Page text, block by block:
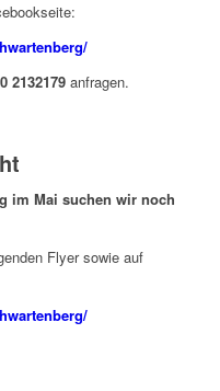
2132179anfragen.
im Mai suchen wir noch
Flyer sowie auf